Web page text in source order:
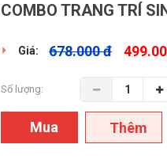
COMBO TRANG TRÍ
Giá: 678.000 đ
Số lượng:
Mua
Thêm